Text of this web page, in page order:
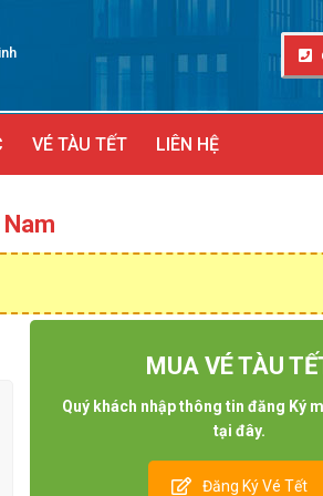
VÉ TÀU TẾT LIÊN HỆ
MUA VÉ TÀU
Quý khách nhập thông tin đăng Ký
tại đây.
Đăng Ký Vé Tết